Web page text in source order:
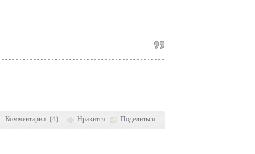
Комментарии (4) Нравится Поделиться